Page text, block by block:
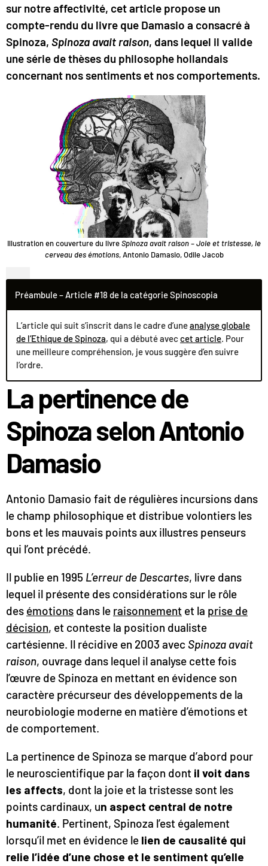
sur notre affectivité, cet article propose un
compte-rendu du livre que Damasio a consacré à
Spinoza, Spinoza avait raison, dans lequel il valide
une série de thèses du philosophe hollandais
concernant nos sentiments et nos comportements.
Illustration en couverture du livreSpinoza avait raison – Joie et tristesse, le
cerveau des émotions, Antonio Damasio, Odile Jacob
Préambule – Article #18 de la catégorie Spinoscopia
L’article qui suit s’inscrit dans le cadre d’uneanalyse globale
de l’Ethique de Spinoza, qui a débuté aveccet article. Pour
une meilleure compréhension, je vous suggère d’en suivre
l’ordre.
La pertinence de
Spinoza selon Antonio
Damasio
Antonio Damasio fait de régulières incursions dans
le champ philosophique et distribue volontiers les
bons et les mauvais points aux illustres penseurs
qui l’ont précédé.
Il publie en 1995 L’erreur de Descartes, livre dans
lequel il présente des considérations sur le rôle
des émotions dans le raisonnement et la prise de
décision, et conteste la position dualiste
cartésienne. Il récidive en 2003 avec Spinoza avait
raison, ouvrage dans lequel il analyse cette fois
l’œuvre de Spinoza en mettant en évidence son
caractère précurseur des développements de la
neurobiologie moderne en matière d’émotions et
de comportement.
La pertinence de Spinoza se marque d’abord pour
le neuroscientifique par la façon dont il voit dans
les affects, dont la joie et la tristesse sont les
points cardinaux, un aspect central de notre
humanité. Pertinent, Spinoza l’est également
lorsqu’il met en évidence le lien de causalité qui
relie l’idée d’une chose et le sentiment qu’elle